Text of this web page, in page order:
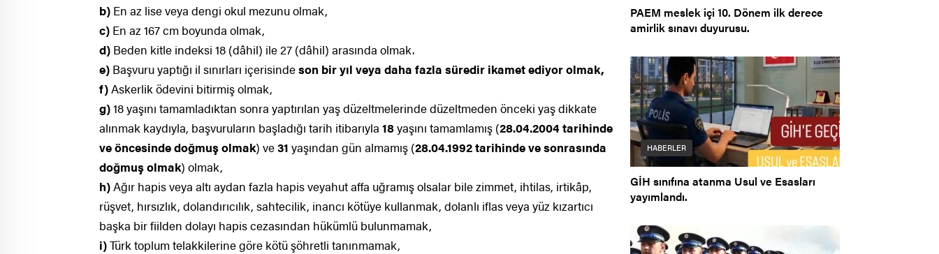
b) En az lise veya dengi okul mezunu olmak,
c) En az 167 cm boyunda olmak,
d) Beden kitle indeksi 18 (dâhil) ile 27 (dâhil) arasında olmak.
e) Başvuru yaptığı il sınırları içerisindeson bir yıl veya daha fazla süredir ikamet ediyor olmak,
f)Askerlik ödevini bitirmiş olmak,
g)18 yaşını tamamladıktan sonra yaptırılan yaş düzeltmelerinde düzeltmeden önceki yaş dikkate
alınmak kaydıyla, başvuruların başladığı tarih itibarıyla 18yaşını tamamlamış (28.04.2004 tarihinde
ve öncesinde doğmuş olmak) ve31 yaşından gün almamış (28.04.1992 tarihinde ve sonrasında
doğmuş olmak) olmak,
h)Ağır hapis veya altı aydan fazla hapis veyahut affa uğramış olsalar bile zimmet, ihtilas, irtikâp,
rüşvet, hırsızlık, dolandırıcılık, sahtecilik, inancı kötüye kullanmak, dolanlı iflas veya yüz kızartıcı
başka bir fiilden dolayı hapis cezasından hükümlü bulunmamak,
i)Türk toplum telakkilerine göre kötü şöhretli tanınmamak,
PAEM meslek içi 10. Dönem ilk derece
amirlik sınavı duyurusu.
HABERLER
GİH sınıfına atanma Usul ve Esasları
yayımlandı.